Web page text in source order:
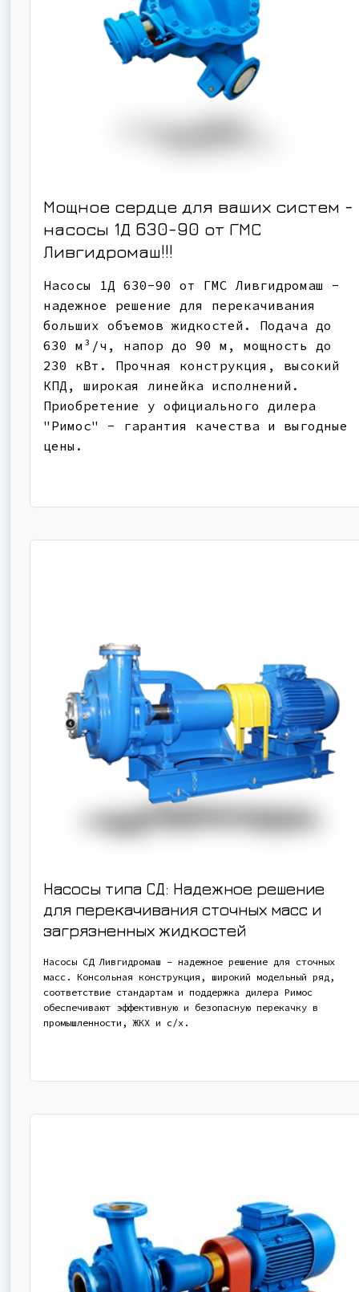
Мощное сердце для ваших систем -
насосы 1Д 630-90 от ГМС
Ливгидромаш!!!
Насосы 1Д 630-90 от ГМС Ливгидромаш -
надежное решение для перекачивания
больших объемов жидкостей. Подача до
630 м³/ч, напор до 90 м, мощность до
230 кВт. Прочная конструкция, высокий
КПД, широкая линейка исполнений.
Приобретение у официального дилера
"Римос" - гарантия качества и выгодные
цены.
Насосы типа СД: Надежное решение
для перекачивания сточных масс и
загрязненных жидкостей
Насосы СД Ливгидромаш – надежное решение для сточных
масс. Консольная конструкция, широкий модельный ряд,
соответствие стандартам и поддержка дилера Римос
обеспечивают эффективную и безопасную перекачку в
промышленности, ЖКХ и с/х.